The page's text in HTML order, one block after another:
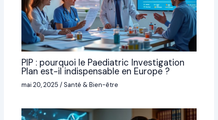
PIP : pourquoi le Paediatric Investigation
Plan est-il indispensable en Europe ?
mai 20, 2025/Santé & Bien-être